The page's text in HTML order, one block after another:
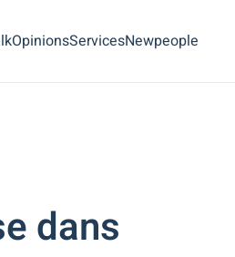
OpinionsServicesNewpeople
dans